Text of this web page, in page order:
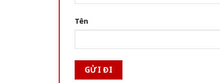
Tên